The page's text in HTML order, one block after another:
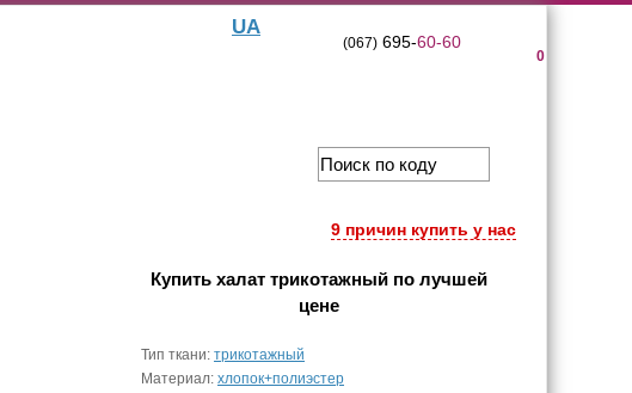
UA
0
(067)695-60-60
9 причин купить у нас
Купить халат трикотажный по лучшей
цене
Тип ткани: трикотажный
Материал: хлопок+полиэстер